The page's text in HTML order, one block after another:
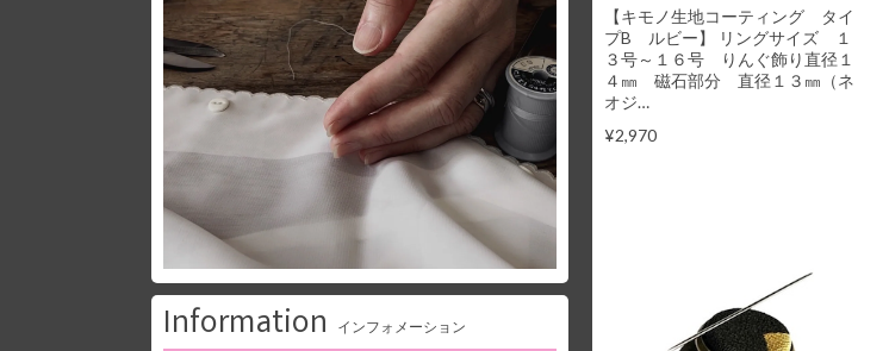
【キモノ生地コーティング タイ
プB ルビー】 リングサイズ １
３号～１６号 りんぐ飾り直径１
４㎜ 磁石部分 直径１３㎜（ネ
オジ…
¥2,970
Information インフォメーション